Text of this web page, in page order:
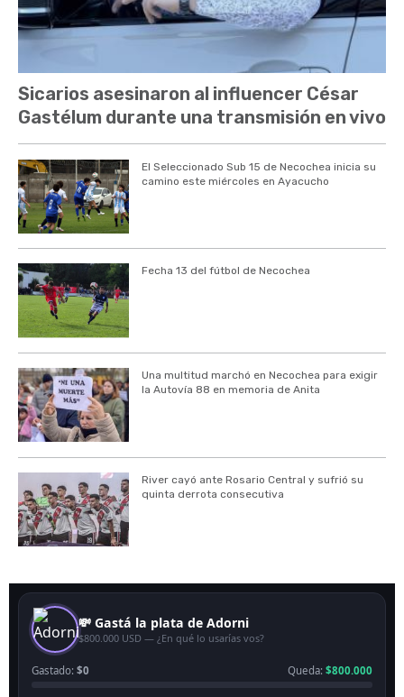
Sicarios asesinaron al influencer César
Gastélum durante una transmisión en vivo
El Seleccionado Sub 15 de Necochea inicia su
camino este miércoles en Ayacucho
Fecha 13 del fútbol de Necochea
Una multitud marchó en Necochea para exigir
la Autovía 88 en memoria de Anita
River cayó ante Rosario Central y sufrió su
quinta derrota consecutiva